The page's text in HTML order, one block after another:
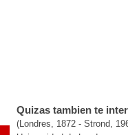
Quizas tambien te
(Londres, 1872 - Strond,